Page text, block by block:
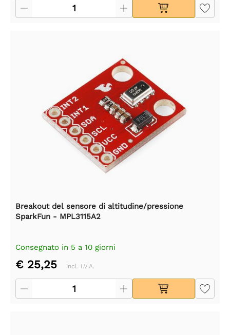
Breakout del sensore di altitudine/pressione
SparkFun - MPL3115A2
Consegnato in 5 a 10 giorni
€ 25,25 incl. I.V.A.